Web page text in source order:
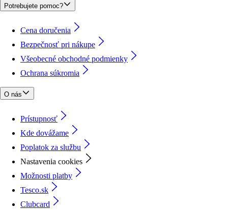
Potrebujete pomoc?
Cena doručenia
Bezpečnosť pri nákupe
Všeobecné obchodné podmienky
Ochrana súkromia
O nás
Prístupnosť
Kde dovážame
Poplatok za službu
Nastavenia cookies
Možnosti platby
Tesco.sk
Clubcard